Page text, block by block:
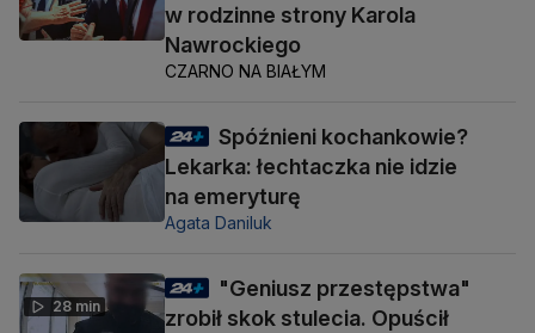
w rodzinne strony Karola
Nawrockiego
CZARNO NA BIAŁYM
Spóźnieni kochankowie?
Lekarka: łechtaczka nie idzie
na emeryturę
Agata Daniluk
28 min
"Geniusz przestępstwa"
zrobił skok stulecia. Opuścił